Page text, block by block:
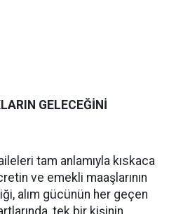
GELECEĞİNİ
tam anlamıyla kıskaca
ve emekli maaşlarının
alım gücünün her geçen